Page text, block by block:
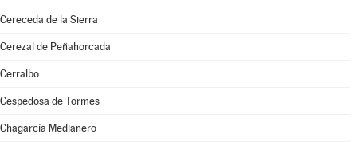
Cereceda de la Sierra
Cerezal de Peñahorcada
Cerralbo
Cespedosa de Tormes
Chagarcía Medianero